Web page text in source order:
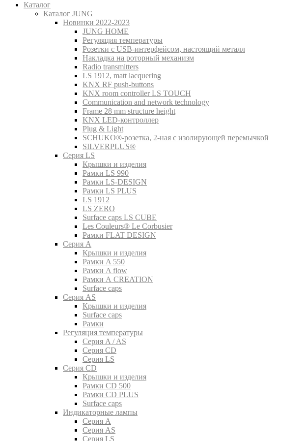
Каталог
Каталог JUNG
Новинки 2022-2023
JUNG HOME
Регуляция температуры
Розетки с USB-интерфейсом, настоящий металл
Накладка на роторный механизм
Radio transmitters
LS 1912, matt lacquering
KNX RF push-buttons
KNX room controller LS TOUCH
Communication and network technology
Frame 28 mm structure height
KNX LED-контроллер
Plug & Light
SCHUKO®-розетка, 2-ная с изолирующей перемычкой
SILVERPLUS®
Серия LS
Крышки и изделия
Рамки LS 990
Рамки LS-DESIGN
Рамки LS PLUS
LS 1912
LS ZERO
Surface caps LS CUBE
Les Couleurs® Le Corbusier
Рамки FLAT DESIGN
Серия A
Крышки и изделия
Рамки A 550
Рамки A flow
Рамки A CREATION
Surface caps
Серия AS
Крышки и изделия
Surface caps
Рамки
Регуляция температуры
Серия A / AS
Серия CD
Серия LS
Серия CD
Крышки и изделия
Рамки CD 500
Рамки CD PLUS
Surface caps
Индикаторные лампы
Серия A
Серия AS
Серия LS